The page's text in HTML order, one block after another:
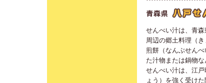
せんべい汁は、青森
周辺の郷土料理（
煎餅（なんぶせん
た汁物または鍋物な
せんべい汁は、江
ょう）を強く受け